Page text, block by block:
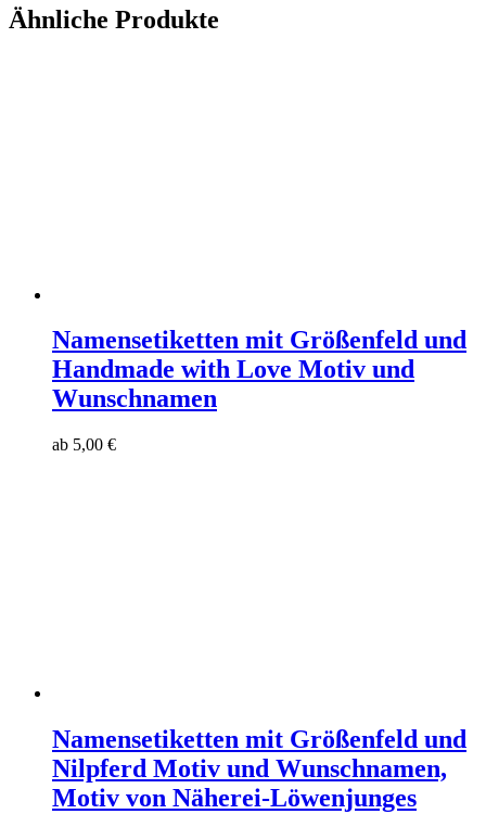
Ähnliche Produkte
Namensetiketten mit Größenfeld und
Handmade with Love Motiv und
Wunschnamen
ab 5,00 €
Namensetiketten mit Größenfeld und
Nilpferd Motiv und Wunschnamen,
Motiv von Näherei-Löwenjunges